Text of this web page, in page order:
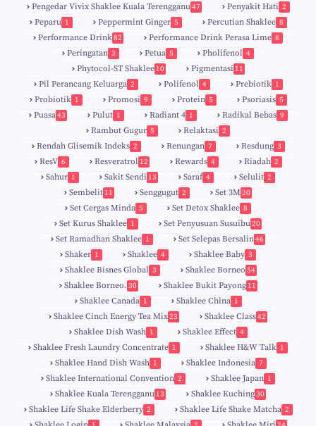
Pengedar Vivix Shaklee Kuala Terengganu47 Penyakit Hati 2
Peparu 1 Peppermint Ginger 5 Percutian Shaklee 8
Performance Drink82 Performance Drink Perasa Lime 8
Peringatan 3 Petua 5 Pholifenol 4
Phytocol-ST Shaklee 10 Pigmentasi 11
Pil Perancang Keluarga 2 Polifenol 4 Prebiotik 1
Probiotik 1 Promosi 9 Protein 5 Psoriasis 5
Puasa43 Pulut 1 Radiant 4 1 Radikal Bebas 9
Rambut Gugur 5 Relaktasi 2
Rendah Glisemik Indeks 2 Renungan 7 Resdung 3
ResV 6 Resveratrol 12 Rewards 4 Riadah 2
Sahur 1 Sakit Sendi 13 Saraf 4 Selulit 2
Sembelit 11 Senggugut 2 Set 3M20
Set Cergas Minda 5 Set Detox Shaklee 8
Set Kurus Shaklee 1 Set Penyusuan Susuibu20
Set Ramadhan Shaklee 1 Set Selepas Bersalin46
Shaker 1 Shaklee 4 Shaklee Baby 3
Shaklee Bisnes Global 3 Shaklee Borneo 54
Shaklee Borneo. 30 Shaklee Bukit Payong 11
Shaklee Canada 1 Shaklee China 1
Shaklee Cinch Energy Tea Mix23 Shaklee Class42
Shaklee Dish Wash 1 Shaklee Effect 4
Shaklee Fresh Laundry Concentrate 1 Shaklee H&W Talk 1
Shaklee Hand Dish Wash 1 Shaklee Indonesia 7
Shaklee International Convention 2 Shaklee Japan 1
Shaklee Kuala Terengganu 13
Shaklee Kuching30
Shaklee Life Shake Elderberry 2 Shaklee Life Shake Matcha 2